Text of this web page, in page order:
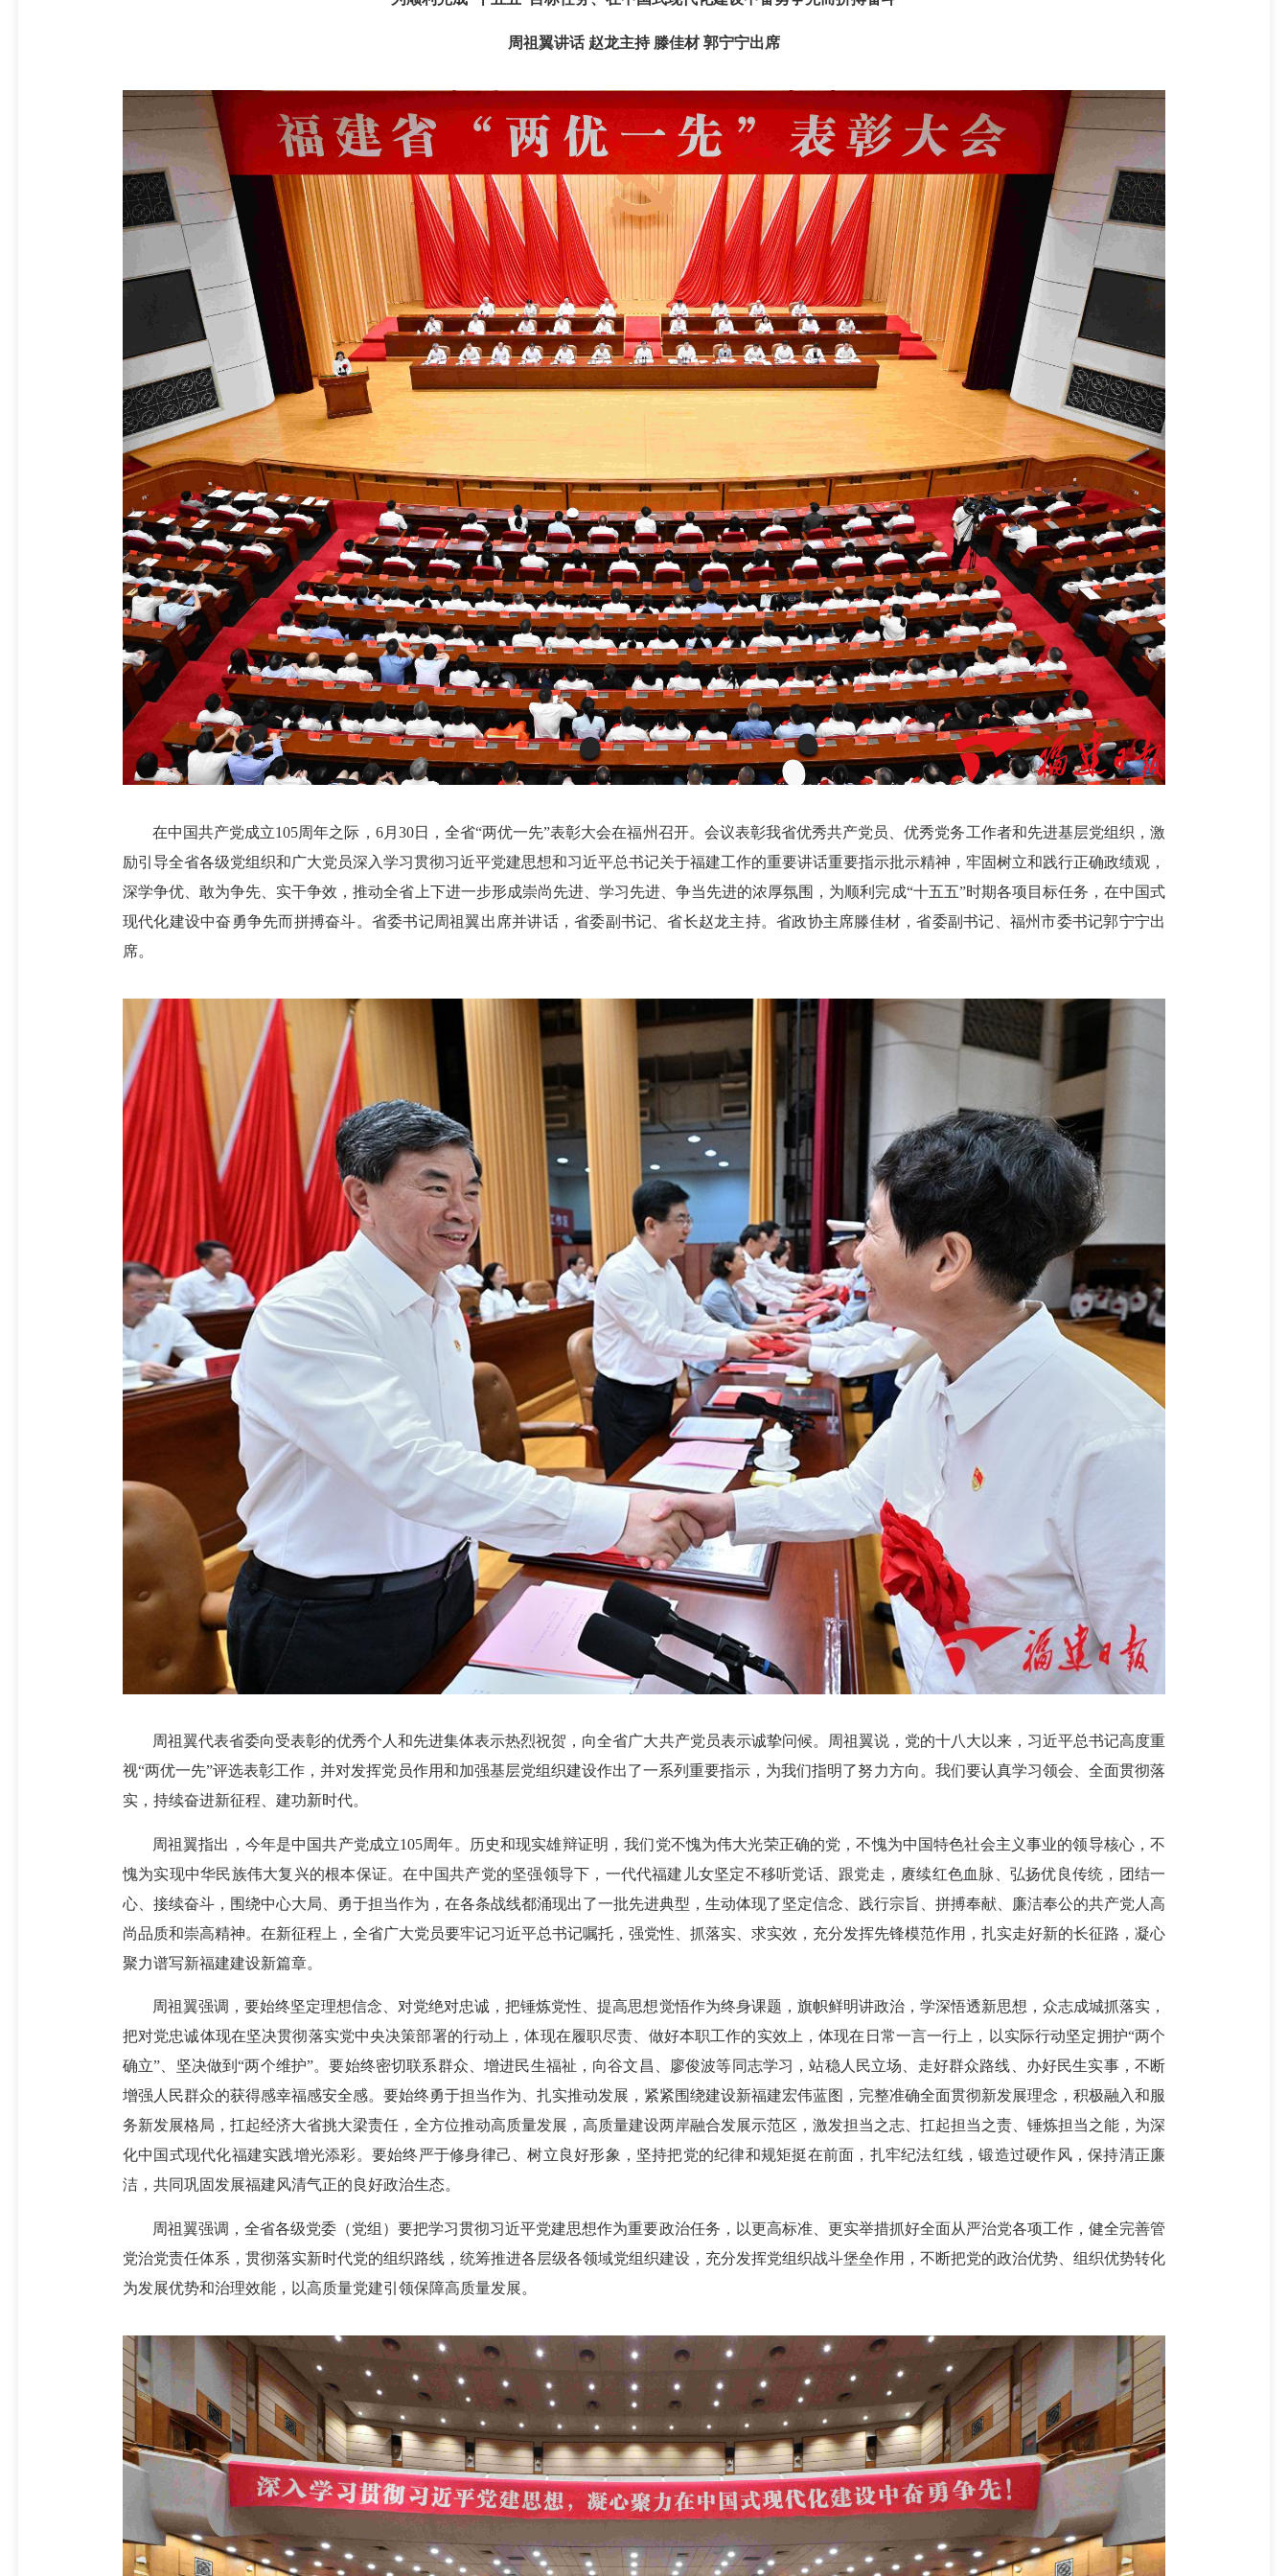
周祖翼讲话 赵龙主持 滕佳材 郭宁宁出席
在中国共产党成立105周年之际，6月30日，全省“两优一先”表彰大会在福州召开。会议表彰我省优秀共产党员、优秀党务工作者和先进基层党组织，激
励引导全省各级党组织和广大党员深入学习贯彻习近平党建思想和习近平总书记关于福建工作的重要讲话重要指示批示精神，牢固树立和践行正确政绩观，
深学争优、敢为争先、实干争效，推动全省上下进一步形成崇尚先进、学习先进、争当先进的浓厚氛围，为顺利完成“十五五”时期各项目标任务，在中国式
现代化建设中奋勇争先而拼搏奋斗。省委书记周祖翼出席并讲话，省委副书记、省长赵龙主持。省政协主席滕佳材，省委副书记、福州市委书记郭宁宁出
席。
周祖翼代表省委向受表彰的优秀个人和先进集体表示热烈祝贺，向全省广大共产党员表示诚挚问候。周祖翼说，党的十八大以来，习近平总书记高度重
视“两优一先”评选表彰工作，并对发挥党员作用和加强基层党组织建设作出了一系列重要指示，为我们指明了努力方向。我们要认真学习领会、全面贯彻落
实，持续奋进新征程、建功新时代。
周祖翼指出，今年是中国共产党成立105周年。历史和现实雄辩证明，我们党不愧为伟大光荣正确的党，不愧为中国特色社会主义事业的领导核心，不
愧为实现中华民族伟大复兴的根本保证。在中国共产党的坚强领导下，一代代福建儿女坚定不移听党话、跟党走，赓续红色血脉、弘扬优良传统，团结一
心、接续奋斗，围绕中心大局、勇于担当作为，在各条战线都涌现出了一批先进典型，生动体现了坚定信念、践行宗旨、拼搏奉献、廉洁奉公的共产党人高
尚品质和崇高精神。在新征程上，全省广大党员要牢记习近平总书记嘱托，强党性、抓落实、求实效，充分发挥先锋模范作用，扎实走好新的长征路，凝心
聚力谱写新福建建设新篇章。
周祖翼强调，要始终坚定理想信念、对党绝对忠诚，把锤炼党性、提高思想觉悟作为终身课题，旗帜鲜明讲政治，学深悟透新思想，众志成城抓落实，
把对党忠诚体现在坚决贯彻落实党中央决策部署的行动上，体现在履职尽责、做好本职工作的实效上，体现在日常一言一行上，以实际行动坚定拥护“两个
确立”、坚决做到“两个维护”。要始终密切联系群众、增进民生福祉，向谷文昌、廖俊波等同志学习，站稳人民立场、走好群众路线、办好民生实事，不断
增强人民群众的获得感幸福感安全感。要始终勇于担当作为、扎实推动发展，紧紧围绕建设新福建宏伟蓝图，完整准确全面贯彻新发展理念，积极融入和服
务新发展格局，扛起经济大省挑大梁责任，全方位推动高质量发展，高质量建设两岸融合发展示范区，激发担当之志、扛起担当之责、锤炼担当之能，为深
化中国式现代化福建实践增光添彩。要始终严于修身律己、树立良好形象，坚持把党的纪律和规矩挺在前面，扎牢纪法红线，锻造过硬作风，保持清正廉
洁，共同巩固发展福建风清气正的良好政治生态。
周祖翼强调，全省各级党委（党组）要把学习贯彻习近平党建思想作为重要政治任务，以更高标准、更实举措抓好全面从严治党各项工作，健全完善管
党治党责任体系，贯彻落实新时代党的组织路线，统筹推进各层级各领域党组织建设，充分发挥党组织战斗堡垒作用，不断把党的政治优势、组织优势转化
为发展优势和治理效能，以高质量党建引领保障高质量发展。